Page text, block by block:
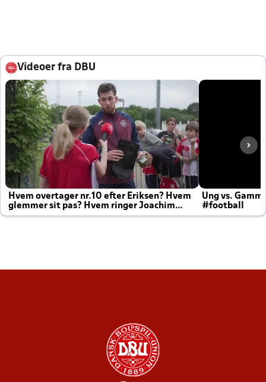
Videoer fra DBU
Hvem overtager nr.10 efter Eriksen? Hvem
glemmer sit pas? Hvem ringer Joachim
altid til efter kampe?
Ung vs.
#football